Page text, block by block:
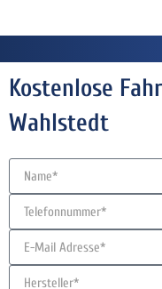
Kostenlose
Wahlstedt